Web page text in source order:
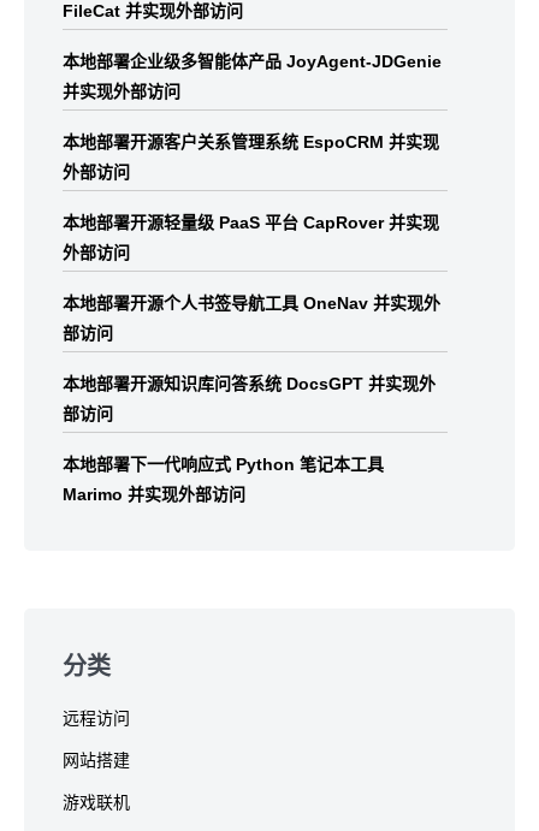
FileCat 并实现外部访问
本地部署企业级多智能体产品 JoyAgent-JDGenie
并实现外部访问
本地部署开源客户关系管理系统 EspoCRM 并实现
外部访问
本地部署开源轻量级 PaaS 平台 CapRover 并实现
外部访问
本地部署开源个人书签导航工具 OneNav 并实现外
部访问
本地部署开源知识库问答系统 DocsGPT 并实现外
部访问
本地部署下一代响应式 Python 笔记本工具
Marimo 并实现外部访问
分类
远程访问
网站搭建
游戏联机